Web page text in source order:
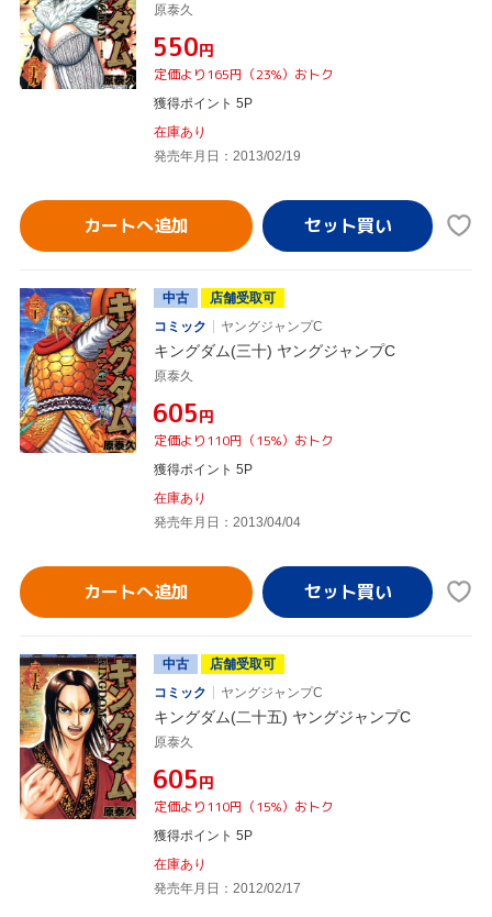
原泰久
¥550円
定価より165円（23%）おトク
獲得ポイント 5P
在庫あり
発売年月日：2013/02/19
カートへ追加
中古
店舗受取可
コミック
ヤングジャンプC
キングダム(三十) ヤングジャンプC
原泰久
¥605円
定価より110円（15%）おトク
獲得ポイント 5P
在庫あり
発売年月日：2013/04/04
カートへ追加
中古
店舗受取可
コミック
ヤングジャンプC
キングダム(二十五) ヤングジャンプC
原泰久
¥605円
定価より110円（15%）おトク
獲得ポイント 5P
在庫あり
発売年月日：2012/02/17